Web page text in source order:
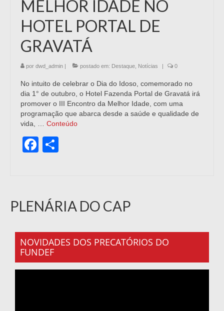
MELHOR IDADE NO
HOTEL PORTAL DE
GRAVATÁ
por dwd_admin postado em: Destaque Notícias 0
No intuito de celebrar o Dia do Idoso, comemorado no
dia 1° de outubro, o Hotel Fazenda Portal de Gravatá irá
promover o III Encontro da Melhor Idade, com uma
programação que abarca desde a saúde e qualidade de
vida, … Conteúdo
Facebook
PLENÁRIA DO CAP
NOVIDADES DOS PRECATÓRIOS DO
FUNDEF